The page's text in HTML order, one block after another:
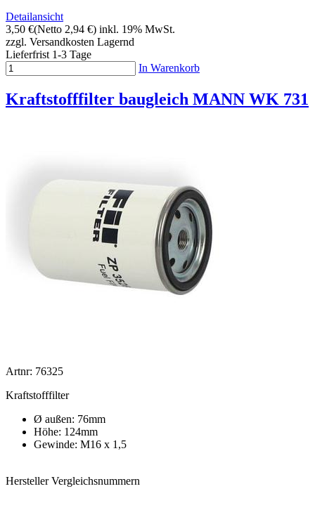
Detailansicht
3,50 €(Netto 2,94 €) inkl. 19% MwSt.
zzgl. Versandkosten Lagernd
Lieferfrist 1-3 Tage
In Warenkorb
Kraftstofffilter baugleich MANN WK 731
Artnr: 76325
Kraftstofffilter
Ø außen: 76mm
Höhe: 124mm
Gewinde: M16 x 1,5
Hersteller Vergleichsnummern